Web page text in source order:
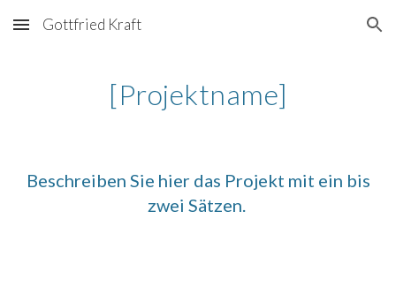
Skip to main content Skip to navigation
Gottfried Kraft
[Projektname]
Beschreiben Sie hier das Projekt mit ein bis
zwei Sätzen.